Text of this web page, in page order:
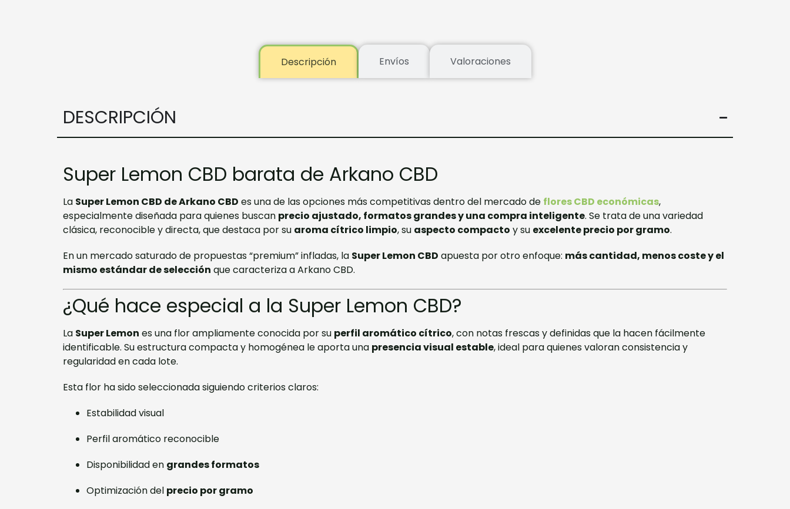
Descripción Envíos Valoraciones
DESCRIPCIÓN
Super Lemon CBD barata de Arkano CBD
La Super Lemon CBD de Arkano CBD es una de las opciones más competitivas dentro del mercado de flores CBD económicas,
especialmente diseñada para quienes buscan precio ajustado, formatos grandes y una compra inteligente. Se trata de una variedad
clásica, reconocible y directa, que destaca por su aroma cítrico limpio, su aspecto compacto y su excelente precio por gramo.
En un mercado saturado de propuestas “premium” infladas, la Super Lemon CBD apuesta por otro enfoque: más cantidad, menos coste y el
mismo estándar de selección que caracteriza a Arkano CBD.
¿Qué hace especial a la Super Lemon CBD?
La Super Lemon es una flor ampliamente conocida por su perfil aromático cítrico, con notas frescas y definidas que la hacen fácilmente
identificable. Su estructura compacta y homogénea le aporta una presencia visual estable, ideal para quienes valoran consistencia y
regularidad en cada lote.
Esta flor ha sido seleccionada siguiendo criterios claros:
Estabilidad visual
Perfil aromático reconocible
Disponibilidad en grandes formatos
Optimización del precio por gramo